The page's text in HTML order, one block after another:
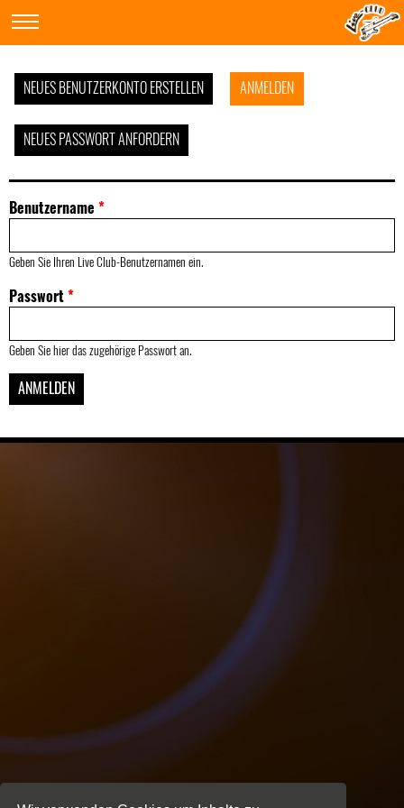
NEUES BENUTZERKONTO ERSTELLEN ANMELDEN
NEUES PASSWORT ANFORDERN
Benutzername *
Geben Sie Ihren Live Club-Benutzernamen ein.
Passwort*
Geben Sie hier das zugehörige Passwort an.